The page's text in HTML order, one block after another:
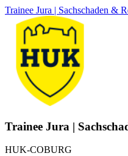
Trainee Jura | Sachschaden &
Trainee Jura |
HUK-COBURG